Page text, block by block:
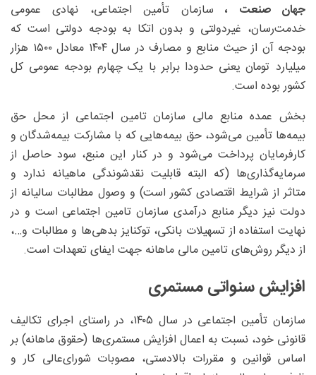
جهان صنعت ،سازمان تأمین اجتماعی، نهادی عمومی
خدمت‌رسان، غیردولتی و بدون اتکا به بودجه دولتی است که
بودجه آن از حیث منابع و مصارف در سال ۱۴۰۴ معادل ۱۵۰۰ هزار
میلیارد تومان یعنی حدودا برابر با یک چهارم بودجه عمومی کل
کشور بوده است.
بخش عمده منابع مالی سازمان تامین اجتماعی از محل حق
بیمه‌ها تأمین می‌شود، حق بیمه‌هایی که با مشارکت بیمه‌شدگان و
کارفرمایان پرداخت می‌شود و در کنار این منبع، سود حاصل از
سرمایه‌گذاری‌ها (که البته قابلیت نقدشوندگی ماهیانه ندارد و
متاثر از شرایط اقتصادی کشور است) و وصول مطالبات سالیانه از
دولت نیز دیگر منابع درآمدی سازمان تامین اجتماعی است و در
نهایت استفاده از تسهیلات بانکی، توکنایز بدهی‌ها و مطالبات و…،
از دیگر روش‌های تامین مالی ماهانه جهت ایفای تعهدات است.
افزایش سنواتی مستمری
سازمان تأمین اجتماعی در سال ۱۴۰۵، در راستای اجرای تکالیف
قانونی خود، نسبت به اعمال افزایش مستمری‌ها (حقوق ماهانه) بر
اساس قوانین و مقررات بالادستی، مصوبات شورای‌عالی کار و